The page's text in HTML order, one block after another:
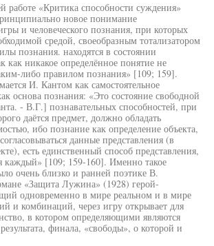
работе «Критика способности суждения»
новое понимание
и человеческого познания, при которых
средой, своеобразным тотализатором
познания. находятся в состоянии
как никакое определённое понятие не
либо правилом познания» [109; 159].
И. Кантом как самостоятельное
основа познания: «Это состояние свободной
- В.Г.] познавательных способностей, при
даётся предмет, должно обладать
ибо познание как определение объекта,
данные представления (в
есть единственный способ представления,
каждый» [109; 159-160]. Именно такое
очень близко и ранней поэтике В.
«Защита Лужина» (1928) герой-
одновременно в мире реальном и в мире
и комбинаций, через игру открывает для
в котором определяющими являются
финала, «свободы», о которой и